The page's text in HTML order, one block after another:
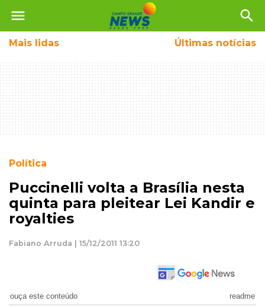
menu search
Mais lidas Últimas notícias
Política
Puccinelli volta a Brasília nesta
quinta para pleitear Lei Kandir e
royalties
Fabiano Arruda | 15/12/2011 13:20
ouça este conteúdo readme